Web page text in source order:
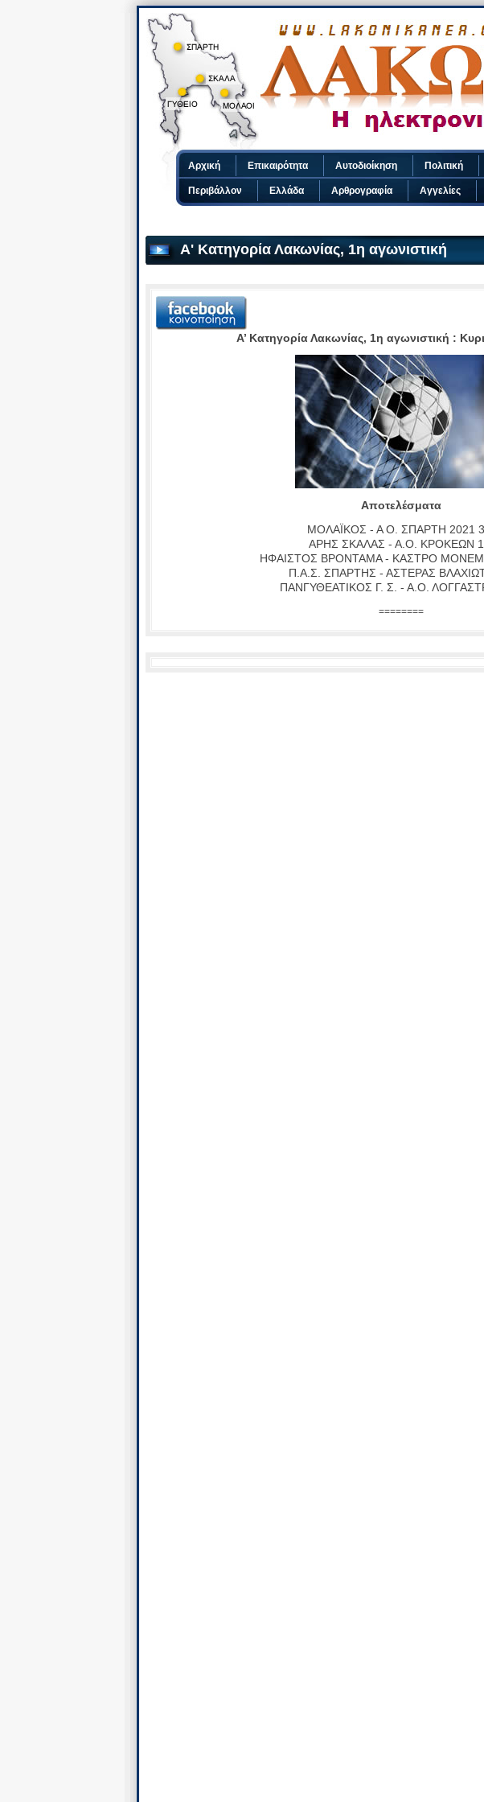
Α' Kατηγορία Λακωνίας, 1η αγωνιστική
Α’ Kατηγορία Λακωνίας, 1η αγωνιστική :
Αποτελέσματα
ΜΟΛΑΪΚΟΣ - Α Ο. ΣΠΑΡΤΗ 2021
ΑΡΗΣ ΣΚΑΛΑΣ - Α.Ο. ΚΡΟΚΕΩΝ
ΗΦΑΙΣΤΟΣ ΒΡΟΝΤΑΜΑ - ΚΑΣΤΡΟ
Π.Α.Σ. ΣΠΑΡΤΗΣ - ΑΣΤΕΡΑΣ
ΠΑΝΓΥΘΕΑΤΙΚΟΣ Γ. Σ. - Α.Ο.
========
Αρχική Επικαιρότητα Αυτοδιοίκηση Πολιτική
Περιβάλλον Ελλάδα Αρθρογραφία Αγγελίες